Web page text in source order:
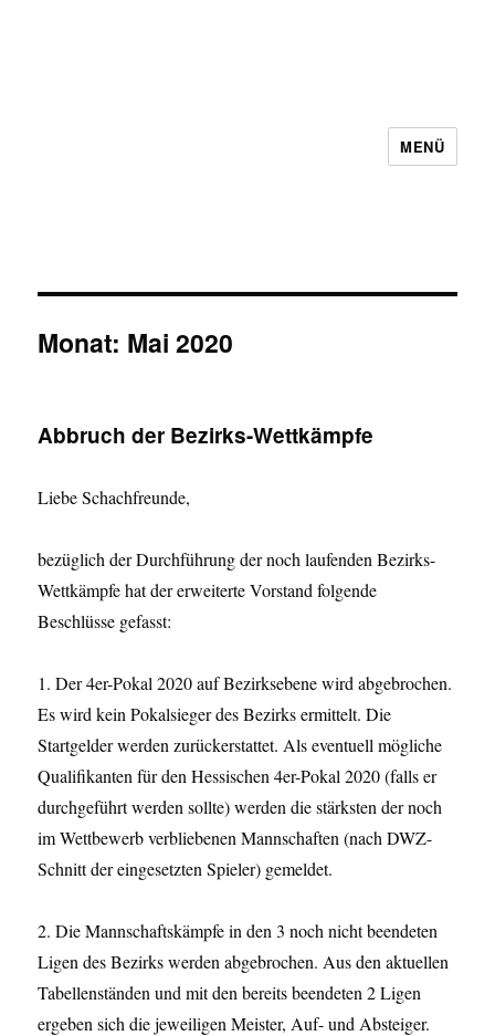
MENÜ
Monat: Mai 2020
Abbruch der Bezirks-Wettkämpfe
Liebe Schachfreunde,
bezüglich der Durchführung der noch laufenden Bezirks-
Wettkämpfe hat der erweiterte Vorstand folgende
Beschlüsse gefasst:
1. Der 4er-Pokal 2020 auf Bezirksebene wird abgebrochen.
Es wird kein Pokalsieger des Bezirks ermittelt. Die
Startgelder werden zurückerstattet. Als eventuell mögliche
Qualifikanten für den Hessischen 4er-Pokal 2020 (falls er
durchgeführt werden sollte) werden die stärksten der noch
im Wettbewerb verbliebenen Mannschaften (nach DWZ-
Schnitt der eingesetzten Spieler) gemeldet.
2. Die Mannschaftskämpfe in den 3 noch nicht beendeten
Ligen des Bezirks werden abgebrochen. Aus den aktuellen
Tabellenständen und mit den bereits beendeten 2 Ligen
ergeben sich die jeweiligen Meister, Auf- und Absteiger.